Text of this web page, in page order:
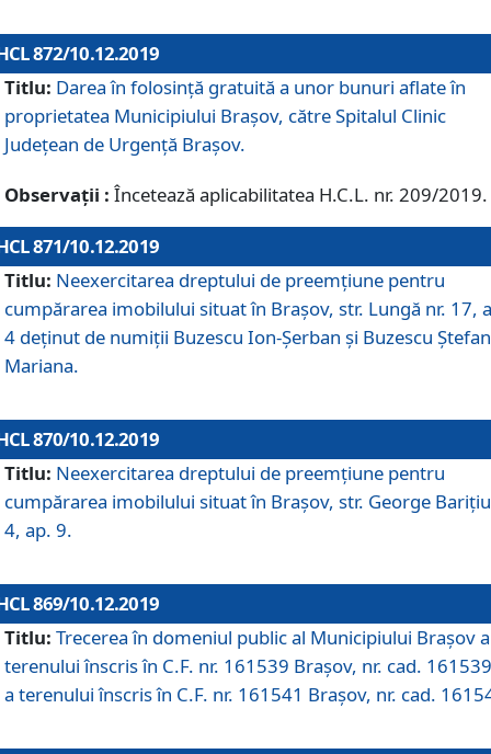
872/10.12.2019
Titlu: Darea în folosinţă gratuită a unor bunuri aflate în
proprietatea Municipiului Braşov, către Spitalul Clinic
Judeţean de Urgenţă Braşov.
Observații : Încetează aplicabilitatea H.C.L. nr. 209/2019.
871/10.12.2019
Titlu: Neexercitarea dreptului de preemţiune pentru
cumpărarea imobilului situat în Braşov, str. Lungă nr. 17,
4 deţinut de numiţii Buzescu Ion-Şerban și Buzescu
Mariana.
870/10.12.2019
Titlu: Neexercitarea dreptului de preemţiune pentru
cumpărarea imobilului situat în Braşov, str. George
4, ap. 9.
869/10.12.2019
Titlu: Trecerea în domeniul public al Municipiului Braşov a
terenului înscris în C.F. nr. 161539 Brașov, nr. cad.
a terenului înscris în C.F. nr. 161541 Brașov, nr. cad.